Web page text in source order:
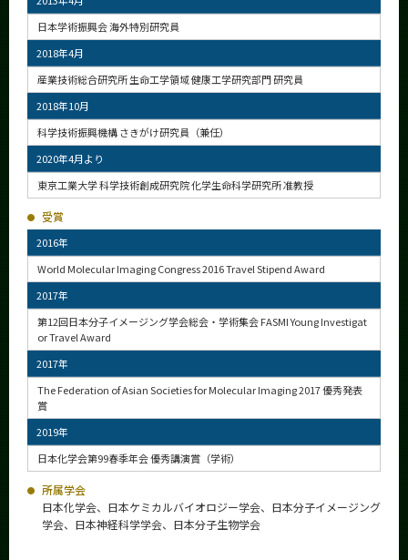
日本学術振興会 海外特別研究員
2018年4月
産業技術総合研究所 生命工学領域 健康工学研究部門 研究員
2018年10月
科学技術振興機構 さきがけ研究員（兼任）
2020年4月より
東京工業大学 科学技術創成研究院 化学生命科学研究所 准教授
受賞
2016年
World Molecular Imaging Congress 2016 Travel Stipend Award
2017年
第12回日本分子イメージング学会総会・学術集会 FASMI Young Investigat
or Travel Award
2017年
The Federation of Asian Societies for Molecular Imaging 2017 優秀発表
賞
2019年
日本化学会第99春季年会 優秀講演賞（学術）
所属学会
日本化学会、日本ケミカルバイオロジー学会、日本分子イメージング
学会、日本神経科学学会、日本分子生物学会